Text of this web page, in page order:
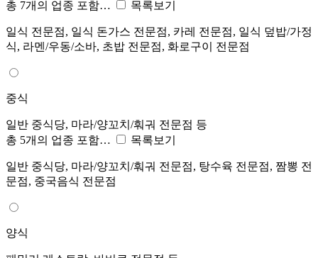
총 7개의 업종 포함… 목록보기
일식 전문점, 일식 돈가스 전문점, 카레 전문점, 일식 덮밥/가정
식, 라멘/우동/소바, 초밥 전문점, 화로구이 전문점
중식
일반 중식당, 마라/양꼬치/훠궈 전문점 등
총 5개의 업종 포함…
목록보기
일반 중식당, 마라/양꼬치/훠궈 전문점, 탕수육 전문점, 짬뽕 전
문점, 중국음식 전문점
양식